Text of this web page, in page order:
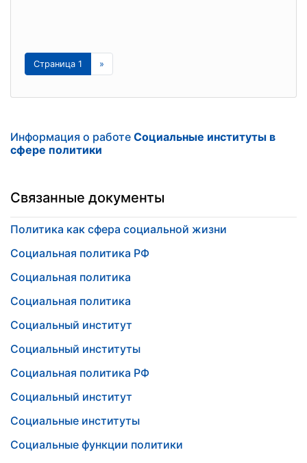
Страница 1 »
Информация о работе Социальные институты в
сфере политики
Связанные документы
Политика как сфера социальной жизни
Социальная политика РФ
Социальная политика
Социальная политика
Социальный институт
Социальный институты
Социальная политика РФ
Социальный институт
Социальные институты
Социальные функции политики